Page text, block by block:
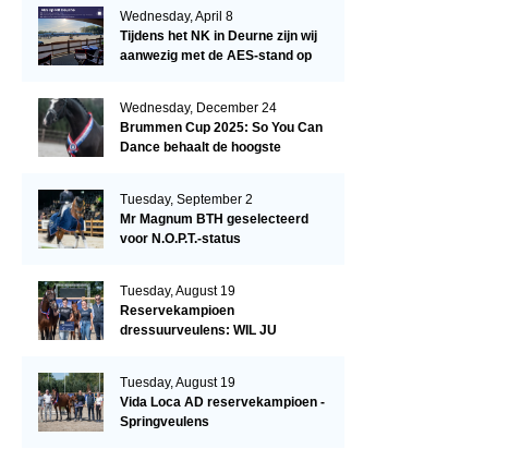
Wednesday, April 8
Tijdens het NK in Deurne zijn wij
aanwezig met de AES-stand op
Wednesday, December 24
Brummen Cup 2025: So You Can
Dance behaalt de hoogste
Tuesday, September 2
Mr Magnum BTH geselecteerd
voor N.O.P.T.-status
Tuesday, August 19
Reservekampioen
dressuurveulens: WIL JU
Tuesday, August 19
Vida Loca AD reservekampioen -
Springveulens